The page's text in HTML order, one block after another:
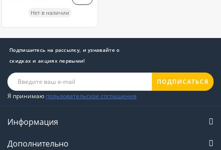
Нет в наличии
Подпишитесь на рассылку, и узнавайте о
скидках и акциях первыми!
ПОДПИСАТЬСЯ
Я принимаю пользовательское соглашения
Информация
Дополнительно